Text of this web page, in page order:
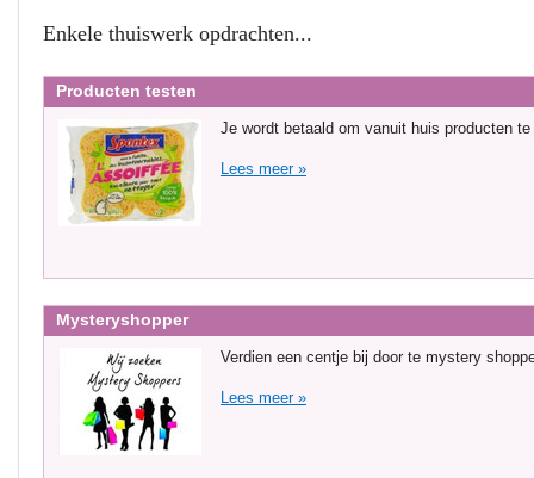
Enkele thuiswerk opdrachten...
Producten testen
Je wordt betaald om vanuit huis producten
Lees meer »
Mysteryshopper
Verdien een centje bij door te mystery
Lees meer »